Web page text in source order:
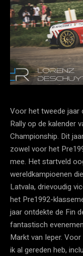
Voor het tweede jaar
Rally op de kalender
Championship. Dit
zowel voor het
mee. Het startveld
wereldkampioenen
Latvala, drievoudig
het Pre1992-
jaar ontdekte de Fin
fantastisch
Markt van Ieper.
ik al gereden heb,